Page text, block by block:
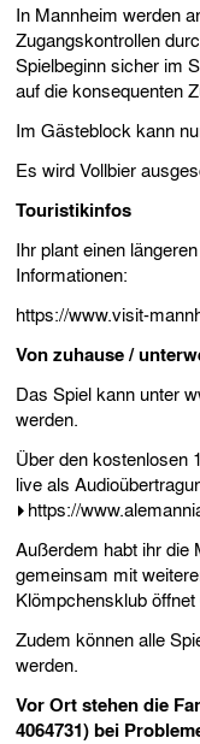
In Mannheim werden
Zugangskontrollen
Spielbeginn sicher im
auf die konsequenten
Im Gästeblock kann
Es wird Vollbier
Touristikinfos
Ihr plant einen
Informationen:
https://www.visit-
Von zuhause /
Das Spiel kann unter
werden.
Über den kostenlosen
live als
https://
Außerdem habt ihr die
gemeinsam mit
Klömpchensklub
Zudem können alle
werden.
Vor Ort stehen die
4064731) bei